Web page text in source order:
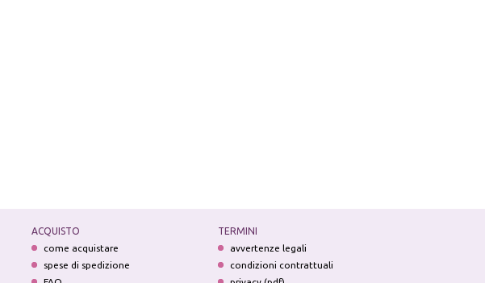
ACQUISTO
come acquistare
spese di spedizione
TERMINI
avvertenze legali
condizioni contrattuali